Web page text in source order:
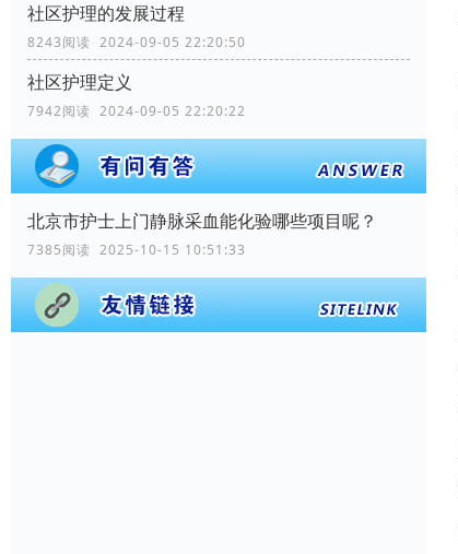
社区护理的发展过程
8243阅读 2024-09-05 22:20:50
社区护理定义
7942阅读 2024-09-05 22:20:22
北京市护士上门静脉采血能化验哪些项目呢？
7385阅读 2025-10-15 10:51:33